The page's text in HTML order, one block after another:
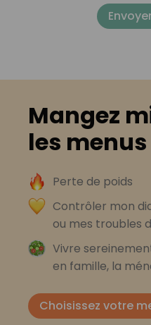
Mangez
les menus
Perte de poids
Contrôler mon
ou mes troubles
Vivre
en famille, la
Choisissez votre